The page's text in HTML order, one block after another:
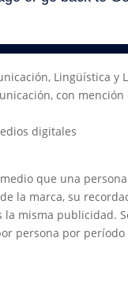
Lingüística y
con
digitales
que una
la marca, su
la misma publicidad.
persona por